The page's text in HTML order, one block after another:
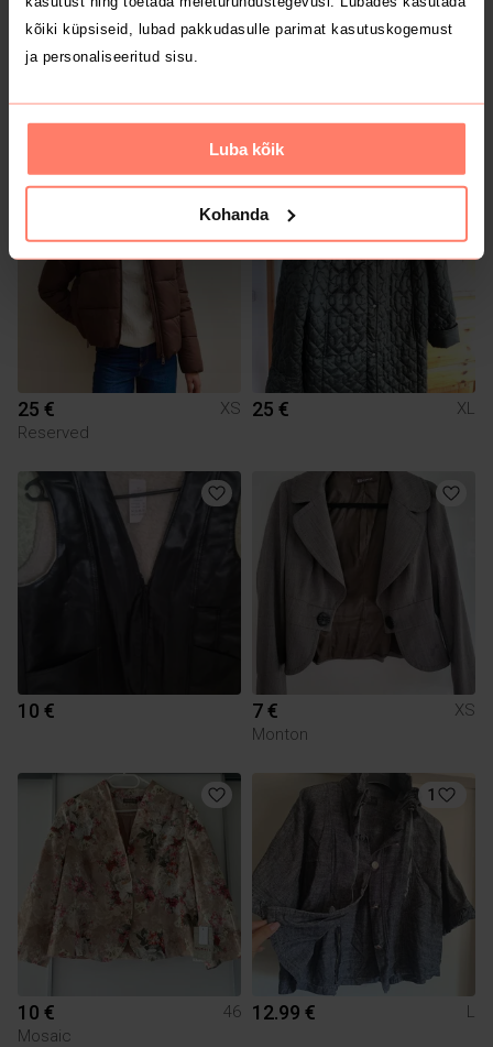
kõiki küpsiseid, lubad pakkudasulle parimat kasutuskogemust
ja personaliseeritud sisu.
Luba kõik
Kohanda
30 € 10 €
M
25 €
XS
Reserved
25 € XL
10 € 7 €
XS
Monton
10 €
46
Mosaic
1
12.99 € L